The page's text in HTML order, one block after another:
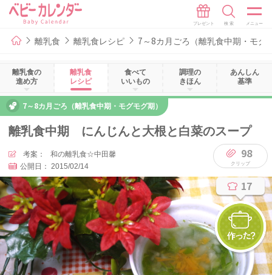
離乳食 離乳食レシピ 7～8カ月ごろ（離乳食中期・モグ
離乳食の
進め方
離乳食
レシピ
食べて
いいもの
調理の
きほん
あんしん
基準
7～8カ月ごろ（離乳食中期・モグモグ期）
離乳食中期 にんじんと大根と白菜のスープ
考案：
和の離乳食☆中田馨
公開日：
2015/02/14
98
17